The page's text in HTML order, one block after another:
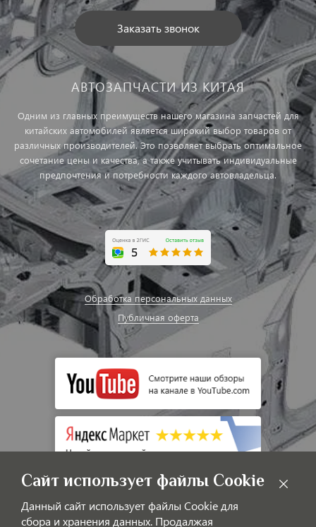
Заказать звонок
АВТОЗАПЧАСТИ ИЗ КИТАЯ
Одним из главных преимуществ нашего магазина запчастей для
китайских автомобилей является широкий выбор товаров от
различных производителей. Это позволяет выбрать оптимальное
сочетание цены и качества, а также учитывать индивидуальные
предпочтения и потребности каждого автовладельца.
Обработка персональных данных
Публичная оферта
Сайт использует файлы Cookie
Данный сайт использует файлы Cookie для
сбора и хранения данных. Продалжая